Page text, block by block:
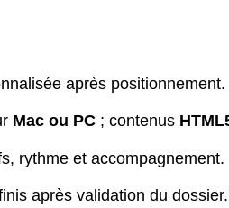
après positionnement.
Mac ou PC ; contenus
rythme et accompagnement.
après validation du dossier.